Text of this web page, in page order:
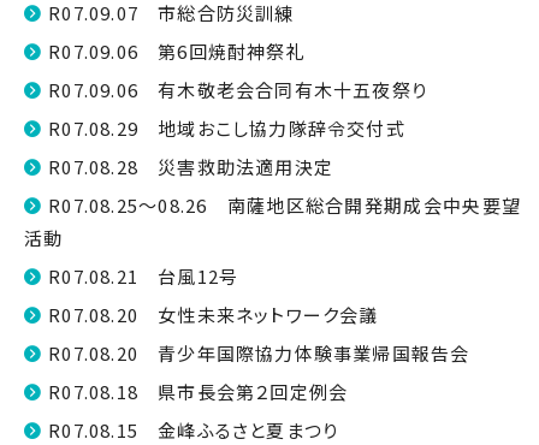
R07.09.07 市総合防災訓練
R07.09.06 第6回焼酎神祭礼
R07.09.06 有木敬老会合同有木十五夜祭り
R07.08.29 地域おこし協力隊辞令交付式
R07.08.28 災害救助法適用決定
R07.08.25～08.26 南薩地区総合開発期成会中央要望
活動
R07.08.21 台風12号
R07.08.20 女性未来ネットワーク会議
R07.08.20 青少年国際協力体験事業帰国報告会
R07.08.18 県市長会第２回定例会
R07.08.15 金峰ふるさと夏まつり